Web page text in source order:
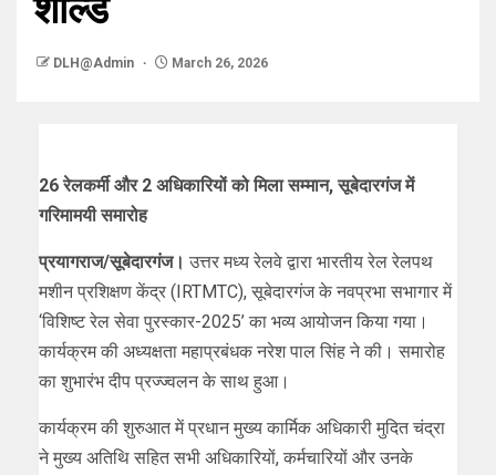
DLH@Admin March 26, 2026
26 रेलकर्मी और 2 अधिकारियों को मिला सम्मान, सूबेदारगंज में
गरिमामयी समारोह
प्रयागराज/सूबेदारगंज। उत्तर मध्य रेलवे द्वारा भारतीय रेल रेलपथ
मशीन प्रशिक्षण केंद्र (IRTMTC), सूबेदारगंज के नवप्रभा सभागार में
‘विशिष्ट रेल सेवा पुरस्कार-2025’ का भव्य आयोजन किया गया।
कार्यक्रम की अध्यक्षता महाप्रबंधक नरेश पाल सिंह ने की। समारोह
का शुभारंभ दीप प्रज्ज्वलन के साथ हुआ।
कार्यक्रम की शुरुआत में प्रधान मुख्य कार्मिक अधिकारी मुदित चंद्रा
ने मुख्य अतिथि सहित सभी अधिकारियों, कर्मचारियों और उनके